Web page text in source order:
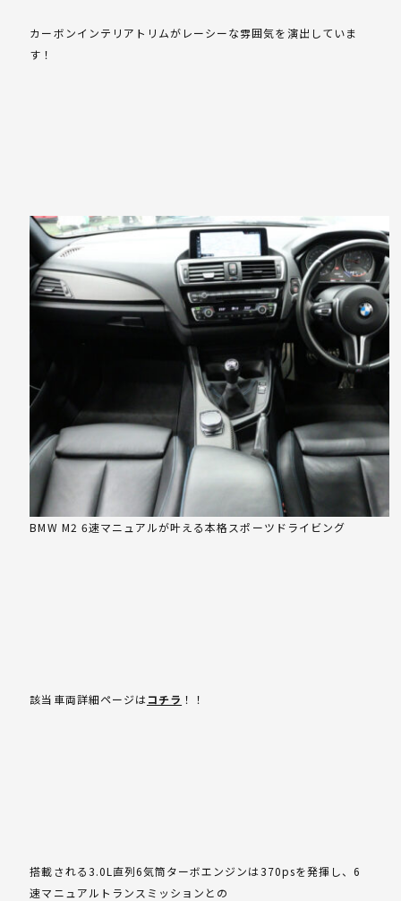
カーボンインテリアトリムがレーシーな雰囲気を演出していま
す！
BMW M2 6速マニュアルが叶える本格スポーツドライビング
該当車両詳細ページはコチラ ！！
搭載される3.0L直列6気筒ターボエンジンは370psを発揮し、6
速マニュアルトランスミッションとの